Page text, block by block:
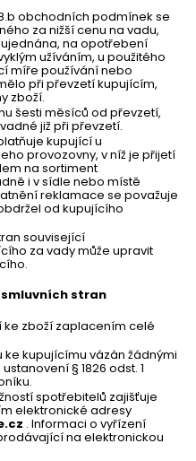
obchodních podmínek se
za nižší cenu na vadu,
na opotřebení
užíváním, u použitého
míře používání nebo
při převzetí kupujícím,
zboží.
šesti měsíců od převzetí,
již při převzetí.
kupující u
provozovny, v níž je přijetí
na sortiment
i v sídle nebo místě
reklamace se považuje
od kupujícího
související
za vady může upravit
stran
ke zboží zaplacením celé
kupujícímu vázán žádnými
§ 1826 odst. 1
spotřebitelů zajišťuje
elektronické adresy
. Informaci o vyřízení
na elektronickou